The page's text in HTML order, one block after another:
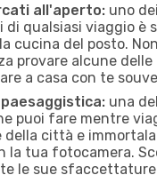
all'aperto: uno
di qualsiasi viaggio è
cucina del posto.
provare alcune
a casa con te
una
puoi fare mentre
della città e
la tua fotocamera.
le sue